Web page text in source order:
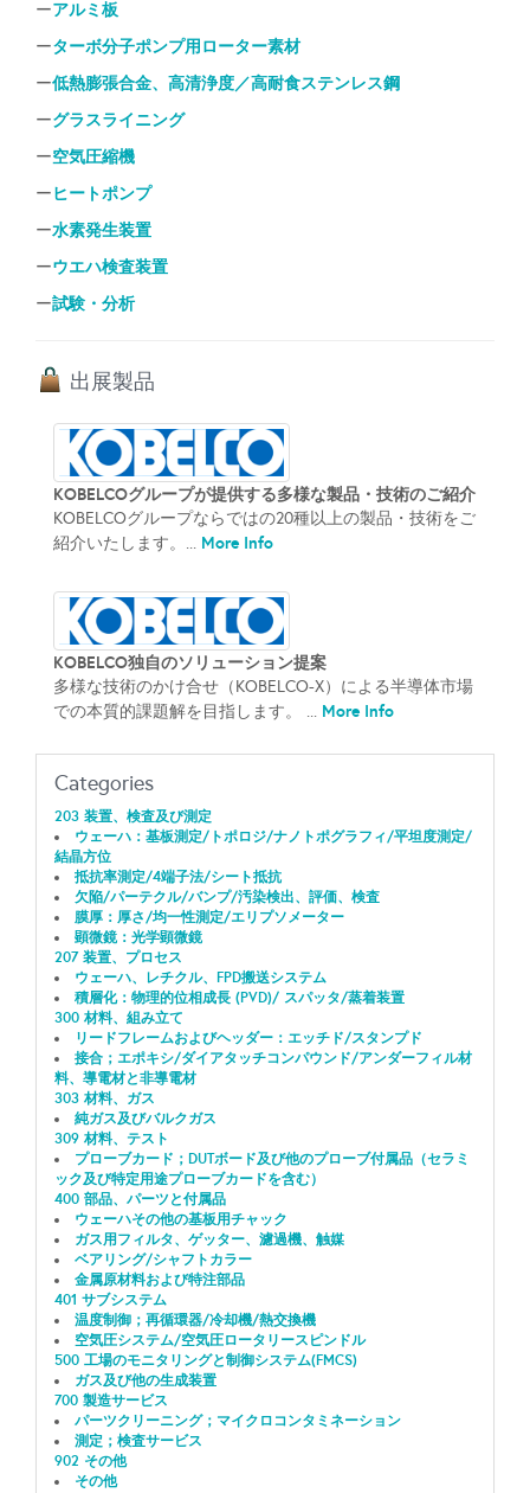
ーアルミ板
ーターボ分子ポンプ用ローター素材
ー低熱膨張合金、高清浄度／高耐食ステンレス鋼
ーグラスライニング
ー空気圧縮機
ーヒートポンプ
ー水素発生装置
ーウエハ検査装置
ー試験・分析
出展製品
KOBELCOグループが提供する多様な製品・技術のご紹介
KOBELCOグループならではの20種以上の製品・技術をご
紹介いたします。... More Info
KOBELCO独自のソリューション提案
多様な技術のかけ合せ（KOBELCO-X）による半導体市場
での本質的課題解を目指します。 ... More Info
Categories
203 装置、検査及び測定
ウェーハ：基板測定/トポロジ/ナノトポグラフィ/平坦度測定/
結晶方位
抵抗率測定/4端子法/シート抵抗
欠陥/パーテクル/バンプ/汚染検出、評価、検査
膜厚：厚さ/均一性測定/エリプソメーター
顕微鏡：光学顕微鏡
207 装置、プロセス
ウェーハ、レチクル、FPD搬送システム
積層化：物理的位相成長 (PVD)/ スパッタ/蒸着装置
300 材料、組み立て
リードフレームおよびヘッダー：エッチド/スタンプド
接合；エポキシ/ダイアタッチコンパウンド/アンダーフィル材
料、導電材と非導電材
303 材料、ガス
純ガス及びバルクガス
309 材料、テスト
プローブカード；DUTボード及び他のプローブ付属品（セラミ
ック及び特定用途プローブカードを含む）
400 部品、パーツと付属品
ウェーハその他の基板用チャック
ガス用フィルタ、ゲッター、濾過機、触媒
ベアリング/シャフトカラー
金属原材料および特注部品
401 サブシステム
温度制御；再循環器/冷却機/熱交換機
空気圧システム/空気圧ロータリースピンドル
500 工場のモニタリングと制御システム(FMCS)
ガス及び他の生成装置
700 製造サービス
パーツクリーニング；マイクロコンタミネーション
測定；検査サービス
902 その他
その他